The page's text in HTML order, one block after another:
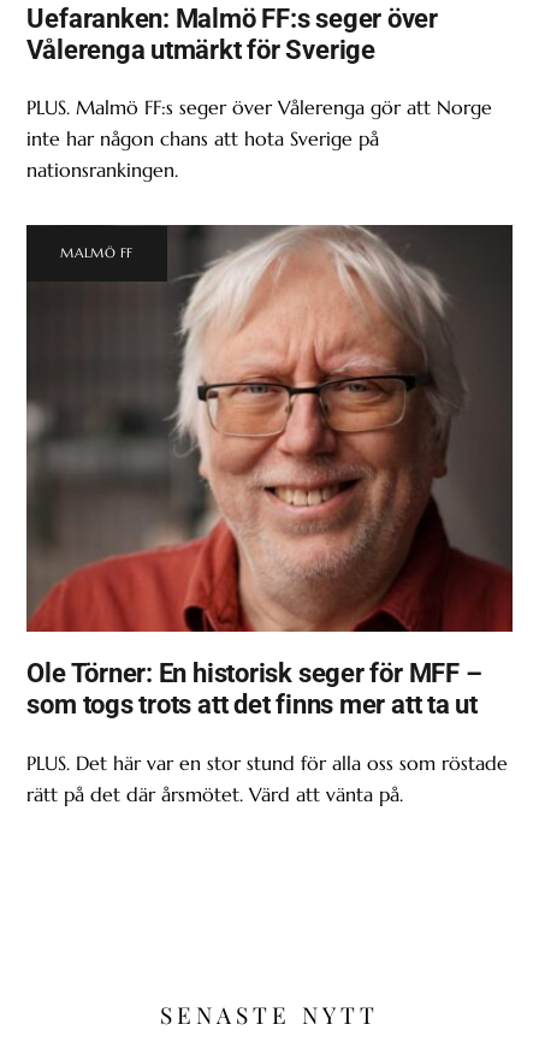
Uefaranken: Malmö FF:s seger över
Vålerenga utmärkt för Sverige
PLUS. Malmö FF:s seger över Vålerenga gör att Norge
inte har någon chans att hota Sverige på
nationsrankingen.
MALMÖ FF
Ole Törner: En historisk seger för MFF –
som togs trots att det finns mer att ta ut
PLUS. Det här var en stor stund för alla oss som röstade
rätt på det där årsmötet. Värd att vänta på.
SENASTE NYTT